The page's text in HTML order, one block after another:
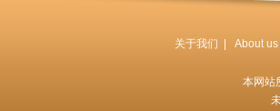
二 焦点纲目
字幕条：征收遗产
关于我们 About us
本网站